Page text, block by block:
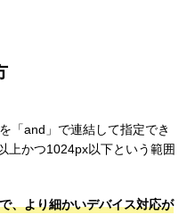
「and」で連結して指定でき
上かつ1024px以下という範囲
、より細かいデバイス対応が